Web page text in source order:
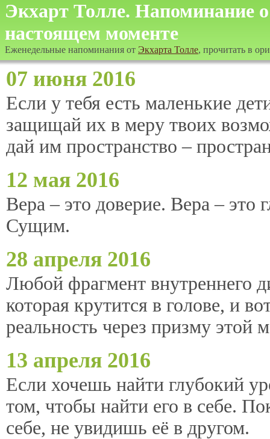
Экхарт Толле. Напоминание о
настоящем моменте
Еженедельные напоминания от Экхарта Толле, прочитать в
07 июня 2016
Если у тебя есть маленькие
защищай их в меру твоих
дай им пространство –
12 мая 2016
Вера – это доверие. Вера – это
Сущим.
28 апреля 2016
Любой фрагмент внутреннего
которая крутится в голове, и
реальность через призму этой
13 апреля 2016
Если хочешь найти глубокий
том, чтобы найти его в себе.
себе, не увидишь её в другом.